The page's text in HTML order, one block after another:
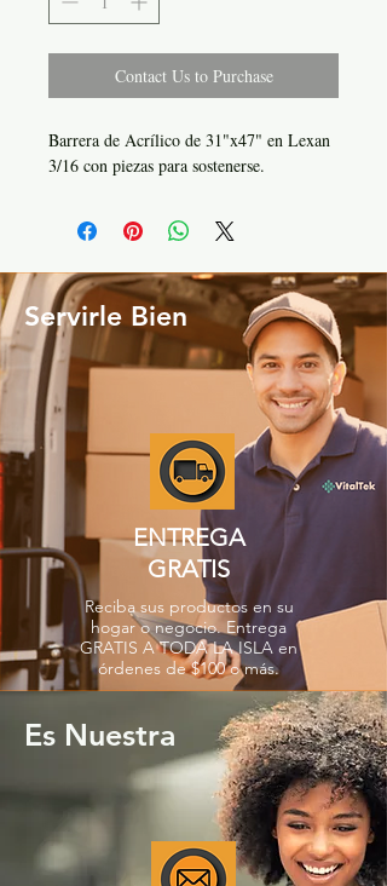
Contact Us to Purchase
Barrera de Acrílico de 31"x47" en Lexan
3/16 con piezas para sostenerse.
Servirle Bien
ENTREGA
GRATIS
Reciba sus productos en su
hogar o negocio. Entrega
GRATIS A TODA LA ISLA en
órdenes de $100 o más.
Es Nuestra